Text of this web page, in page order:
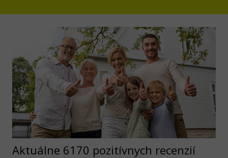
Aktuálne 6170 pozitívnych recenzií